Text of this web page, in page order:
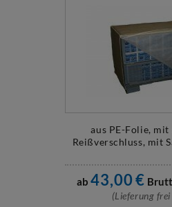
aus PE-Folie, mit
Reißverschluss, mit
ab 43,00€
(Lieferung frei